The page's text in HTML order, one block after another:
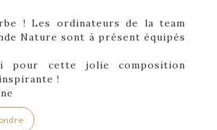
! Les ordinateurs de la team
Nature sont à présent équipés
pour cette jolie composition
!